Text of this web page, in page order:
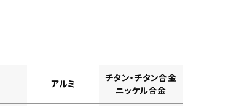
アルミ
チタン・チタン合金
ニッケル合金